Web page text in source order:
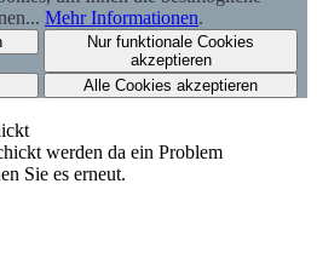
Mehr Informationen.
Nur funktionale Cookies
akzeptieren
Alle Cookies akzeptieren
werden da ein Problem
Sie es erneut.